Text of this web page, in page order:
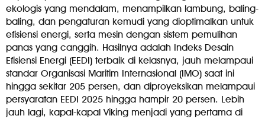
ekologis yang mendalam, menampilkan lambung, baling-
baling, dan pengaturan kemudi yang dioptimalkan untuk
efisiensi energi, serta mesin dengan sistem pemulihan
panas yang canggih. Hasilnya adalah Indeks Desain
Efisiensi Energi (EEDI) terbaik di kelasnya, jauh melampaui
standar Organisasi Maritim Internasional (IMO) saat ini
hingga sekitar 205 persen, dan diproyeksikan melampaui
persyaratan EEDI 2025 hingga hampir 20 persen. Lebih
jauh lagi, kapal-kapal Viking menjadi yang pertama di